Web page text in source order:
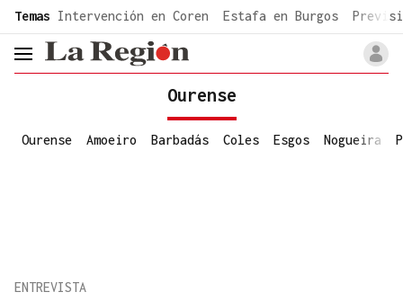
common.go-to-content
Temas Intervención en Coren Estafa en Burgos
header.menu.open
Ourense
Ourense Amoeiro Barbadás Coles Esgos Nogueira
ENTREVISTA